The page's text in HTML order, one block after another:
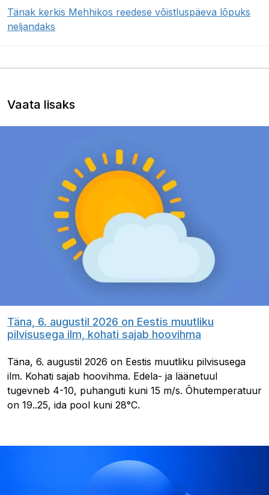
Tänak kerkis Mehhikos reedese võistluspäeva lõpuks
neljandaks
Vaata lisaks
Täna, 6. augustil 2026 on Eestis muutliku
pilvisusega ilm, kohati sajab hoovihma
Täna, 6. augustil 2026 on Eestis muutliku pilvisusega
ilm. Kohati sajab hoovihma. Edela- ja läänetuul
tugevneb 4-10, puhanguti kuni 15 m/s. Õhutemperatuur
on 19..25, ida pool kuni 28°C.